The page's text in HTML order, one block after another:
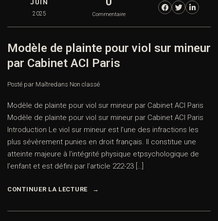
JUIN
2025 Commentaire
Modèle de plainte pour viol sur mineur
par Cabinet ACI Paris
Posté par Maîtredans Non classé
Modèle de plainte pour viol sur mineur par Cabinet ACI Paris
Modèle de plainte pour viol sur mineur par Cabinet ACI Paris
Introduction Le viol sur mineur est l’une des infractions les
plus sévèrement punies en droit français. Il constitue une
atteinte majeure à l’intégrité physique etpsychologique de
l’enfant et est défini par l’article 222-23 […]
CONTINUER LA LECTURE